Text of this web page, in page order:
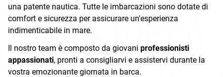
una patente nautica. Tutte le imbarcazioni sono dotate di
comfort e sicurezza per assicurare un'esperienza
indimenticabile in mare.
Il nostro team è composto da giovani professionisti
appassionati, pronti a consigliarvi e assistervi durante la
vostra emozionante giornata in barca.